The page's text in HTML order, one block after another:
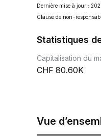
Dernière mise à jour :
Clause de non-
Statistiques
Capitalisation du
80.60K
Vue